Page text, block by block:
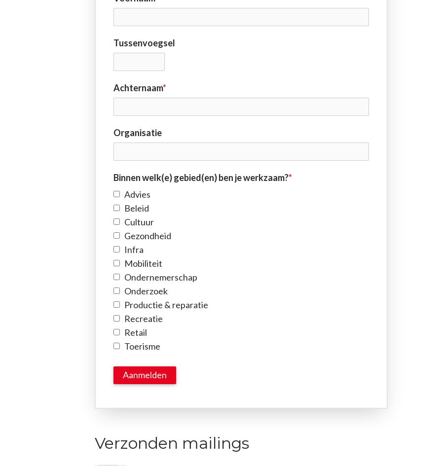
Tussenvoegsel
Achternaam*
Organisatie
Binnen welk(e) gebied(en) ben je werkzaam?*
Advies
Beleid
Cultuur
Gezondheid
Infra
Mobiliteit
Ondernemerschap
Onderzoek
Productie & reparatie
Recreatie
Retail
Toerisme
Aanmelden
Verzonden mailings